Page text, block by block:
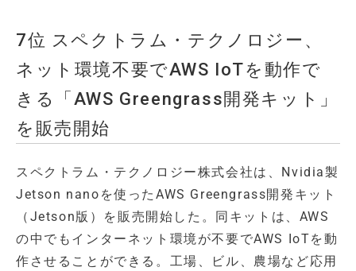
7位 スペクトラム・テクノロジー、
ネット環境不要でAWS IoTを動作で
きる「AWS Greengrass開発キット」
を販売開始
スペクトラム・テクノロジー株式会社は、Nvidia製
Jetson nanoを使ったAWS Greengrass開発キット
（Jetson版）を販売開始した。同キットは、AWS
の中でもインターネット環境が不要でAWS IoTを動
作させることができる。工場、ビル、農場など応用